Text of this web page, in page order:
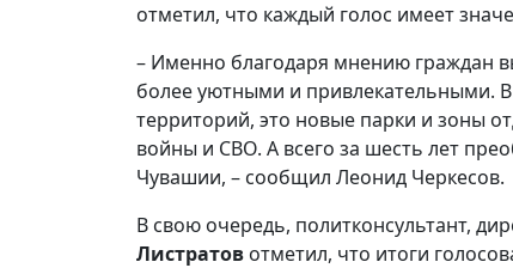
отметил, что каждый голос имеет
– Именно благодаря мнению граждан
более уютными и привлекательными. В
территорий, это новые парки и зоны
войны и СВО. А всего за шесть лет
Чувашии, – сообщил Леонид Черкесов.
В свою очередь, политконсультант,
Листратов отметил, что итоги